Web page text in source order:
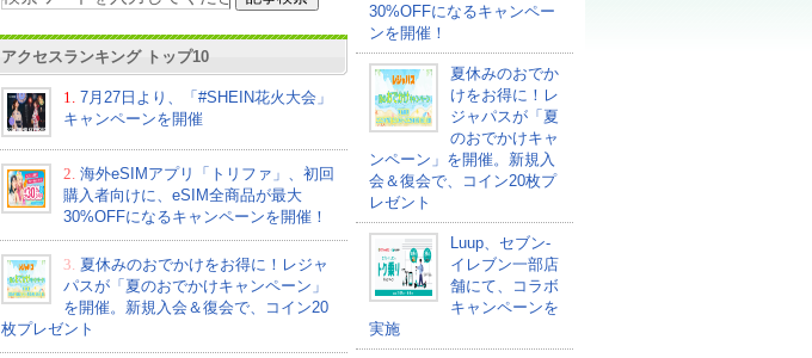
アクセスランキング トップ10
1.
7月27日より、「#SHEIN花火大会」
キャンペーンを開催
2. 海外eSIMアプリ「トリファ」、初回
購入者向けに、eSIM全商品が最大
30%OFFになるキャンペーンを開催！
3. 夏休みのおでかけをお得に！レジャ
パスが「夏のおでかけキャンペーン」
を開催。新規入会＆復会で、コイン20
枚プレゼント
30%OFFになるキャンペー
ンを開催！
夏休みのおでか
けをお得に！レ
ジャパスが「夏
のおでかけキャ
ンペーン」を開催。新規入
会＆復会で、コイン20枚プ
レゼント
Luup、セブン‐
イレブン一部店
舗にて、コラボ
キャンペーンを
実施